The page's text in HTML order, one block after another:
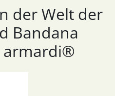
der Welt der
Bandana
armardi®